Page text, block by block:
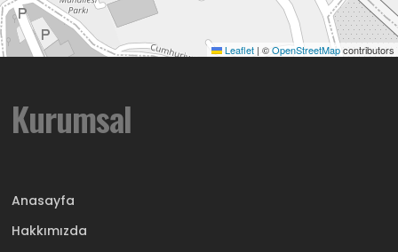
Leaflet | ©OpenStreetMapcontributors
Kurumsal
Anasayfa
Hakkımızda